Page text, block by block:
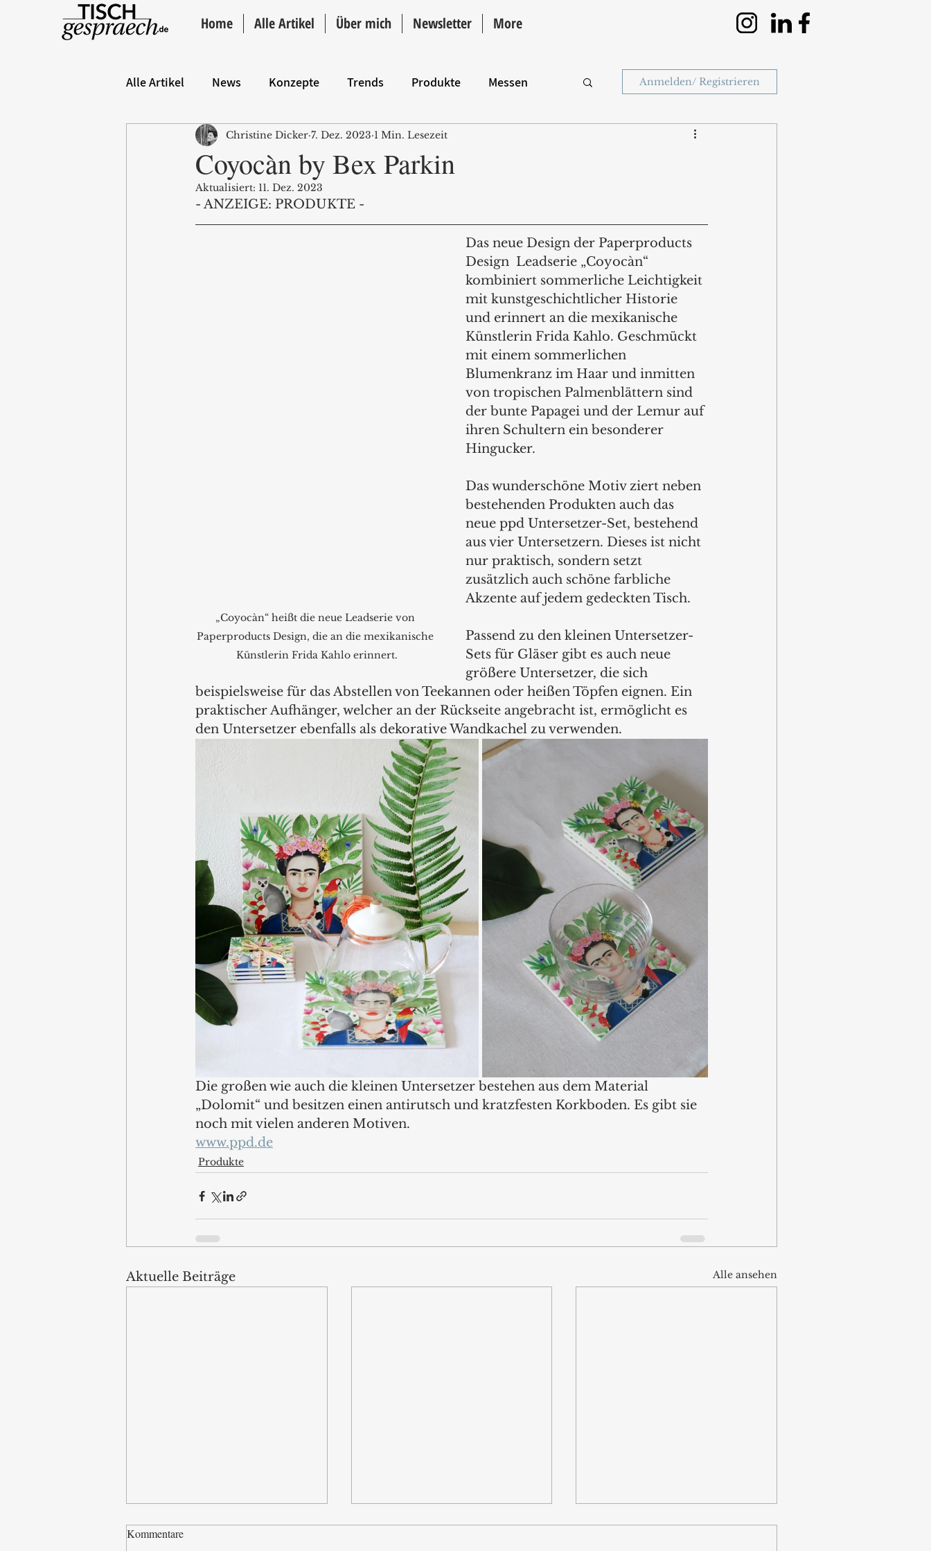
Home Alle Artikel Über mich Newsletter More
Alle Artikel News Konzepte Trends Produkte Messen
Hintergrund ANZEIGE Intro
Anmelden/ Registrieren
Coyocàn by Bex Parkin
Christine Dicker 7. Dez. 2023 1 Min. Lesezeit
Aktualisiert: 11. Dez. 2023
- ANZEIGE: PRODUKTE -
„Coyocàn“ heißt die neue Leadserie von
Paperproducts Design, die an die mexikanische
Künstlerin Frida Kahlo erinnert.
Das neue Design der Paperproducts
Design  Leadserie „Coyocàn“
kombiniert sommerliche Leichtigkeit
mit kunstgeschichtlicher Historie
und erinnert an die mexikanische
Künstlerin Frida Kahlo. Geschmückt
mit einem sommerlichen
Blumenkranz im Haar und inmitten
von tropischen Palmenblättern sind
der bunte Papagei und der Lemur auf
ihren Schultern ein besonderer
Hingucker.
Das wunderschöne Motiv ziert neben
bestehenden Produkten auch das
neue ppd Untersetzer-Set, bestehend
aus vier Untersetzern. Dieses ist nicht
nur praktisch, sondern setzt
zusätzlich auch schöne farbliche
Akzente auf jedem gedeckten Tisch.
Passend zu den kleinen Untersetzer-
Sets für Gläser gibt es auch neue
größere Untersetzer, die sich
beispielsweise für das Abstellen von Teekannen oder heißen Töpfen eignen. Ein
praktischer Aufhänger, welcher an der Rückseite angebracht ist, ermöglicht es
den Untersetzer ebenfalls als dekorative Wandkachel zu verwenden.
Die großen wie auch die kleinen Untersetzer bestehen aus dem Material
„Dolomit“ und besitzen einen antirutsch und kratzfesten Korkboden. Es gibt sie
noch mit vielen anderen Motiven.
www.ppd.de
Produkte
Aktuelle Beiträge Alle ansehen
Kommentare